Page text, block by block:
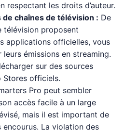
respectant les droits d’auteur.
chaînes de télévision : De
télévision proposent
applications officielles, vous
émissions en streaming.
sur des sources
Stores officiels.
Pro peut sembler
accès facile à un large
mais il est important de
La violation des